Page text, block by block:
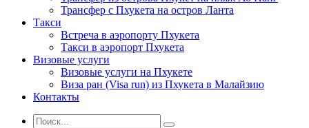
Трансфер с Пхукета на остров Ланта
Такси
Встреча в аэропорту Пхукета
Такси в аэропорт Пхукета
Визовые услуги
Визовые услуги на Пхукете
Виза ран (Visa run) из Пхукета в Малайзию
Контакты